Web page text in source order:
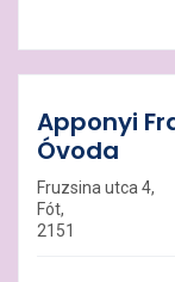
Apponyi
Óvoda
Fruzsina utca 4,
Fót,
2151